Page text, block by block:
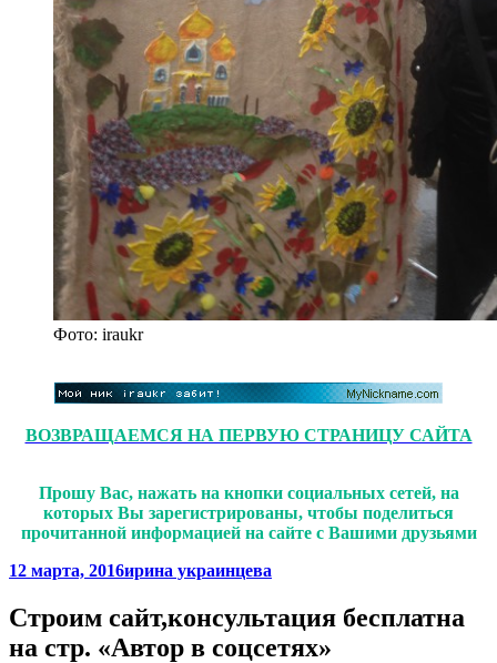
Фото: iraukr
ВОЗВРАЩАЕМСЯ НА ПЕРВУЮ СТРАНИЦУ САЙТА
Прошу Вас, нажать на кнопки социальных сетей, на
которых Вы зарегистрированы, чтобы поделиться
прочитанной информацией на сайте с Вашими друзьями
12 марта, 2016ирина украинцева
Строим сайт,консультация бесплатна
на стр. «Автор в соцсетях»